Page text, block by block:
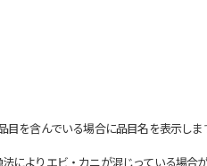
を含んでいる場合に品目名を表示しま
よりエビ・カニが混じっている場合